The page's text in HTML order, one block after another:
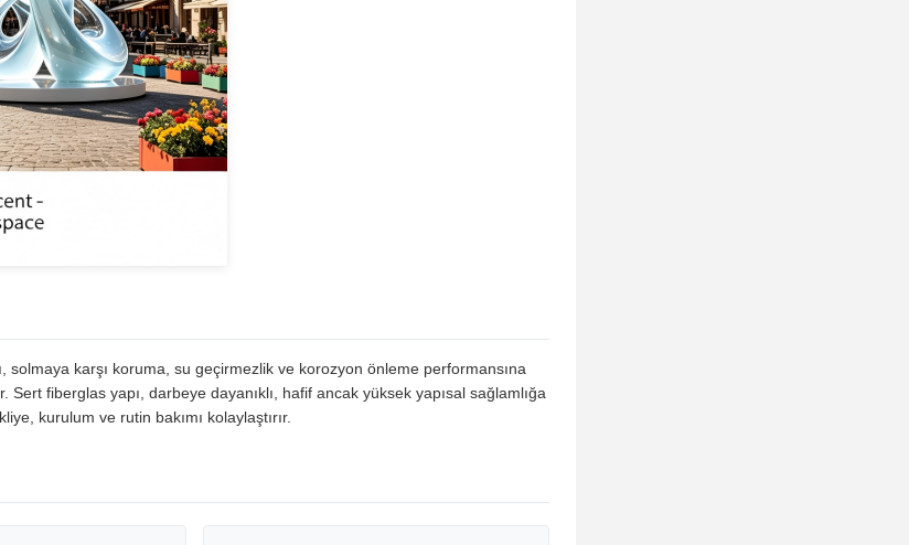
solmaya karşı koruma, su geçirmezlik ve korozyon önleme performansına
fiberglas yapı, darbeye dayanıklı, hafif ancak yüksek yapısal sağlamlığa
kurulum ve rutin bakımı kolaylaştırır.